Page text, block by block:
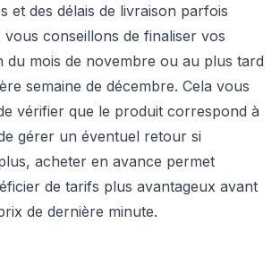
et des délais de livraison parfois
conseillons de finaliser vos
du mois de novembre ou au plus tard
semaine de décembre. Cela vous
vérifier que le produit correspond à
gérer un éventuel retour si
acheter en avance permet
de tarifs plus avantageux avant
de dernière minute.